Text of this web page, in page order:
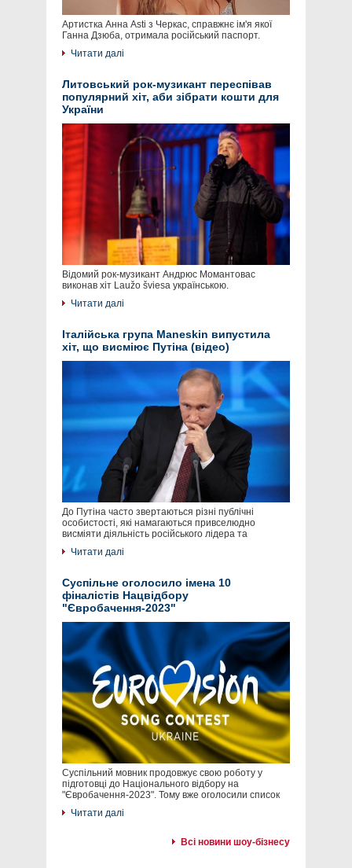
Артистка Анна Asti з Черкас, справжнє ім'я якої
Ганна Дзюба, отримала російський паспорт.
Читати далі
Литовський рок-музикант переспівав
популярний хіт, аби зібрати кошти для
України
Відомий рок-музикант Андрюс Момантовас
виконав хіт Laužo šviesa українською.
Читати далі
Італійська група Maneskin випустила
хіт, що висміює Путіна (відео)
До Путіна часто звертаються різні публічні
особистості, які намагаються привселюдно
висміяти діяльність російського лідера та
Читати далі
Суспільне оголосило імена 10
фіналістів Нацвідбору
"Євробачення-2023"
Суспільний мовник продовжує свою роботу у
підготовці до Національного відбору на
"Євробачення-2023". Тому вже оголосили список
Читати далі
Всі новини шоу-бізнесу